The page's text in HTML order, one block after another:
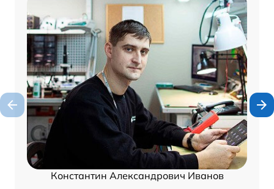
Константин Александрович Иванов